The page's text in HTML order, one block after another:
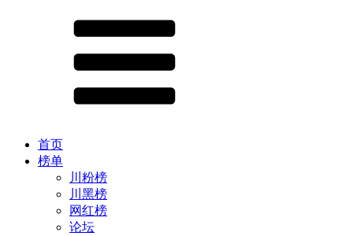
首页
榜单
川粉榜
川黑榜
网红榜
论坛